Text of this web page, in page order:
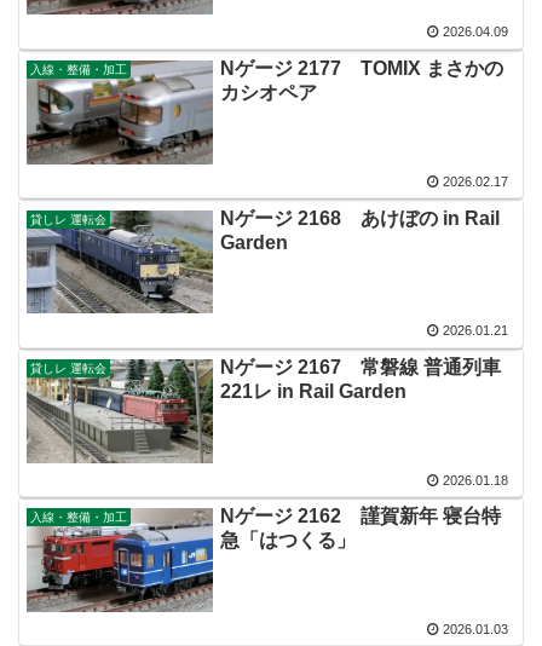
2026.04.09
入線・整備・加工
Nゲージ 2177 TOMIX まさかの
カシオペア
2026.02.17
貸しレ 運転会
Nゲージ 2168 あけぼの in Rail
Garden
2026.01.21
貸しレ 運転会
Nゲージ 2167 常磐線 普通列車
221レ in Rail Garden
2026.01.18
入線・整備・加工
Nゲージ 2162 謹賀新年 寝台特
急「はつくる」
2026.01.03